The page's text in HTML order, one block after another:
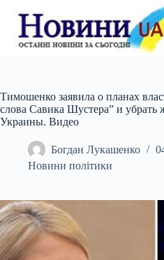
вмісту
Тимошенко заявила о планах
слова Савика Шустера” и убрать
Украины. Видео
Богдан Лукашенко
Новини політики